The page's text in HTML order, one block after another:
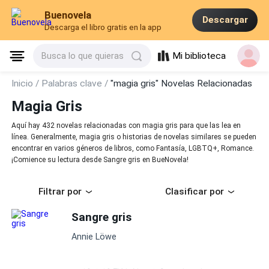
Buenovela
Descarga el libro gratis en la app
Descargar
Busca lo que quieras Mi biblioteca
Inicio / Palabras clave /"magia gris" Novelas Relacionadas
Magia Gris
Aquí hay 432 novelas relacionadas con magia gris para que las lea en
línea. Generalmente, magia gris o historias de novelas similares se pueden
encontrar en varios géneros de libros, como Fantasía, LGBTQ+, Romance.
¡Comience su lectura desde Sangre gris en BueNovela!
Filtrar por Clasificar por
Sangre gris
Annie Löwe